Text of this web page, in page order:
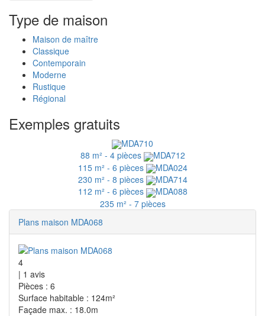
Type de maison
Maison de maître
Classique
Contemporain
Moderne
Rustique
Régional
Exemples gratuits
MDA710
88 m² - 4 pièces
MDA712
115 m² - 6 pièces
MDA024
230 m² - 8 pièces
MDA714
112 m² - 6 pièces
MDA088
235 m² - 7 pièces
Plans maison MDA068
4
| 1 avis
Pièces : 6
Surface habitable : 124m²
Façade max. : 18.0m